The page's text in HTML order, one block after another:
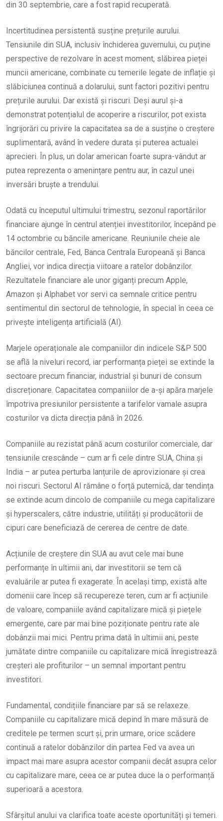
din 30 septembrie, care a fost rapid recuperată.
Incertitudinea persistentă susține prețurile aurului.
Tensiunile din SUA, inclusiv închiderea guvernului, cu puține
perspective de rezolvare în acest moment, slăbirea pieței
muncii americane, combinate cu temerile legate de inflație și
slăbiciunea continuă a dolarului, sunt factori pozitivi pentru
prețurile aurului. Dar există și riscuri. Deși aurul și-a
demonstrat potențialul de acoperire a riscurilor, pot exista
îngrijorări cu privire la capacitatea sa de a susține o creștere
suplimentară, având în vedere durata și puterea actualei
aprecieri. În plus, un dolar american foarte supra-vândut ar
putea reprezenta o amenințare pentru aur, în cazul unei
inversări bruște a trendului.
Odată cu începutul ultimului trimestru, sezonul raportărilor
financiare ajunge în centrul atenției investitorilor, începând pe
14 octombrie cu băncile americane. Reuniunile cheie ale
băncilor centrale, Fed, Banca Centrala Europeană și Banca
Angliei, vor indica direcția viitoare a ratelor dobânzilor.
Rezultatele financiare ale unor giganți precum Apple,
Amazon și Alphabet vor servi ca semnale critice pentru
sentimentul din sectorul de tehnologie, în special în ceea ce
privește inteligența artificială (AI).
Marjele operaționale ale companiilor din indicele S&P 500
se află la niveluri record, iar performanța pieței se extinde la
sectoare precum financiar, industrial și bunuri de consum
discreționare. Capacitatea companiilor de a-și apăra marjele
împotriva presiunilor persistente a tarifelor vamale asupra
costurilor va dicta direcția până în 2026.
Companiile au rezistat până acum costurilor comerciale, dar
tensiunile crescânde – cum ar fi cele dintre SUA, China și
India – ar putea perturba lanțurile de aprovizionare și crea
noi riscuri. Sectorul AI rămâne o forță puternică, dar tendința
se extinde acum dincolo de companiile cu mega capitalizare
și hyperscalers, către industrie, utilități și producătorii de
cipuri care beneficiază de cererea de centre de date.
Acțiunile de creștere din SUA au avut cele mai bune
performanțe în ultimii ani, dar investitorii se tem că
evaluările ar putea fi exagerate. În același timp, există alte
domenii care încep să recupereze teren, cum ar fi acțiunile
de valoare, companiile având capitalizare mică și piețele
emergente, care par mai bine poziționate pentru rate ale
dobânzii mai mici. Pentru prima dată în ultimii ani, peste
jumătate dintre companiile cu capitalizare mică înregistrează
creșteri ale profiturilor – un semnal important pentru
investitori.
Fundamental, condițiile financiare par să se relaxeze.
Companiile cu capitalizare mică depind în mare măsură de
creditele pe termen scurt și, prin urmare, orice scădere
continuă a ratelor dobânzilor din partea Fed va avea un
impact mai mare asupra acestor companii decât asupra celor
cu capitalizare mare, ceea ce ar putea duce la o performanță
superioară a acestora.
Sfârșitul anului va clarifica toate aceste oportunități și temeri.